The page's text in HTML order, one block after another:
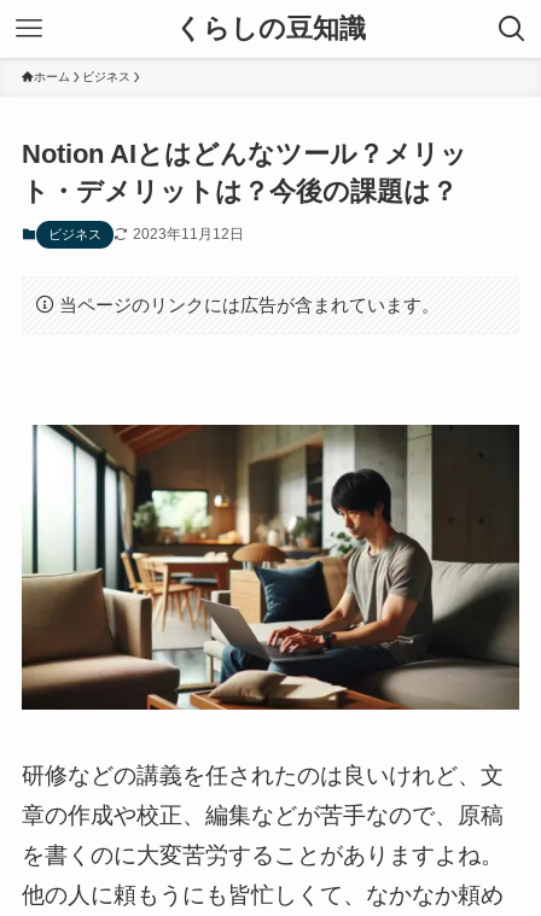
くらしの豆知識
ホーム ビジネス
Notion AIとはどんなツール？メリッ
ト・デメリットは？今後の課題は？
ビジネス 2023年11月12日
当ページのリンクには広告が含まれています。
研修などの講義を任されたのは良いけれど、文
章の作成や校正、編集などが苦手なので、原稿
を書くのに大変苦労することがありますよね。
他の人に頼もうにも皆忙しくて、なかなか頼め